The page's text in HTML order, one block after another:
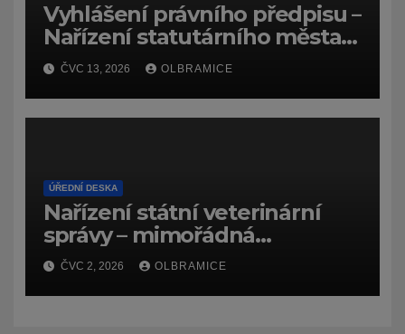
Vyhlášení právního předpisu –
Nařízení statutárního města
Ostravy, o záměru zadat
zpracování lesních
hospodářských budov
ČVC 13, 2026 OLBRAMICE
ÚŘEDNÍ DESKA
Nařízení státní veterinární
správy – mimořádná
veterinární opatření – včelí
mor
ČVC 2, 2026 OLBRAMICE